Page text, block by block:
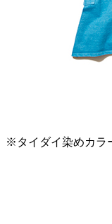
※タイダイ染めカラ